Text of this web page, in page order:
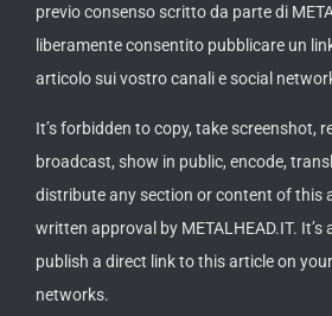
previo consenso scritto da parte di
liberamente consentito pubblicare un
articolo sui vostro canali e social
It’s forbidden to copy, take screenshot,
broadcast, show in public, encode,
distribute any section or content of this
written approval by METALHEAD.IT.
publish a direct link to this article on
networks.